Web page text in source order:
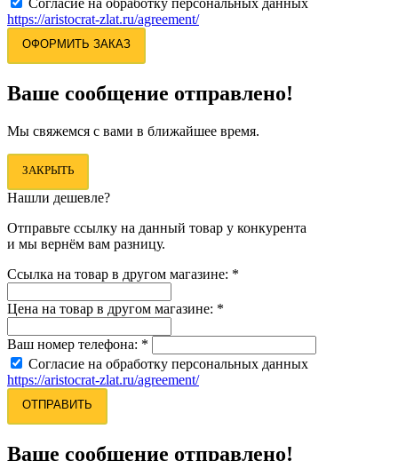
https://aristocrat-zlat.ru/agreement/
ОФОРМИТЬ ЗАКАЗ
Ваше сообщение отправлено!
Мы свяжемся с вами в ближайшее время.
ЗАКРЫТЬ
Нашли дешевле?
Отправьте ссылку на данный товар у конкурента
и мы вернём вам разницу.
Ссылка на товар в другом магазине: *
Цена на товар в другом магазине: *
Ваш номер телефона: *
Согласие на обработку персональных данных
https://aristocrat-zlat.ru/agreement/
ОТПРАВИТЬ
Ваше сообщение отправлено!